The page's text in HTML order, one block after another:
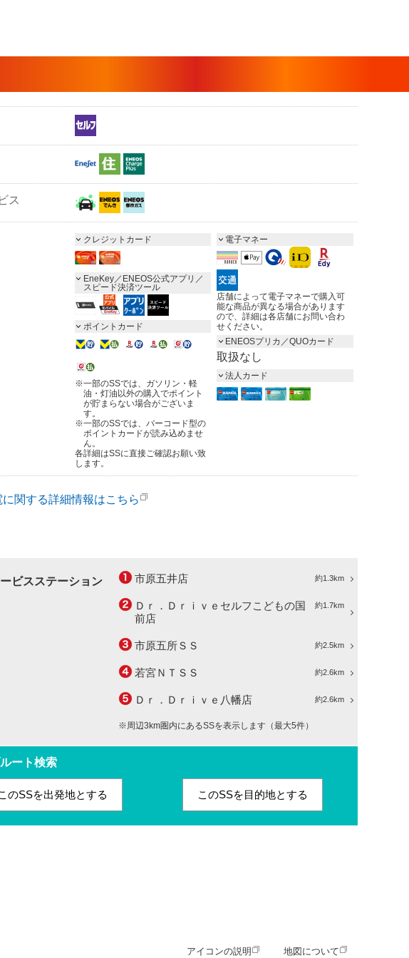
ス
クレジットカード
EneKey／ENEOS公式アプリ／
スピード決済ツール
ポイントカード
※一部のSSでは、ガソリン・軽
油・灯油以外の購入でポイント
が貯まらない場合がございま
す。
※一部のSSでは、バーコード型の
ポイントカードが読み込めませ
ん。
各詳細はSSに直接ご確認お願い致
します。
電子マネー
店舗によって電子マネーで購入可
能な商品が異なる場合があります
ので、詳細は各店舗にお問い合わ
せください。
ENEOSプリカ／QUOカード
取扱なし
法人カード
に関する詳細情報はこちら
ビスステーション 約1.3km
市原五井店
約1.7km
Ｄｒ．Ｄｒｉｖｅセルフこどもの国
前店
約2.5km
市原五所ＳＳ
約2.6km
若宮ＮＴＳＳ
約2.6km
Ｄｒ．Ｄｒｉｖｅ八幡店
※周辺3km圏内にあるSSを表示します（最大5件）
ート検索
のSSを出発地とする このSSを目的地とする
アイコンの説明 地図について